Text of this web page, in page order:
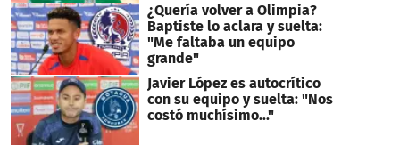
¿Quería volver a Olimpia?
Baptiste lo aclara y suelta:
"Me faltaba un equipo
grande"
Javier López es autocrítico
con su equipo y suelta: "Nos
costó muchísimo..."